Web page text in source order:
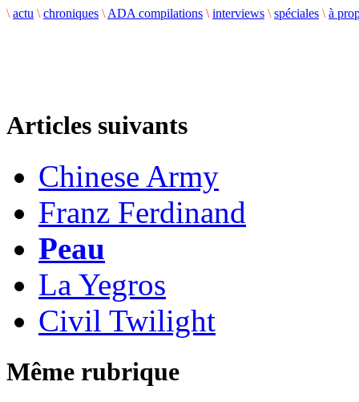
\ actu \ chroniques \ ADA compilations \ interviews \ spéciales \ à
Articles suivants
Chinese Army
Franz Ferdinand
Peau
La Yegros
Civil Twilight
Même rubrique